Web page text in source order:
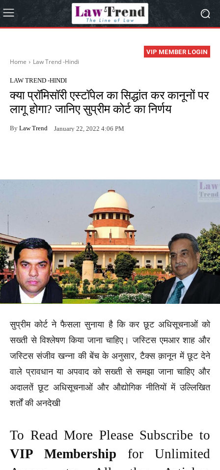
VIP MEMBER LOGIN
Home Law Trend -Hindi
LAW TREND -HINDI
क्या प्रॉमिसॉरी एस्टॉपेल का सिद्धांत कर कानूनों पर
लागू होगा? जानिए सुप्रीम कोर्ट का निर्णय
By Law Trend January 22, 2022 4:06 PM
सुप्रीम कोर्ट ने फैसला सुनाया है कि कर छूट अधिसूचनाओं को
सख्ती से विश्लेषण किया जाना चाहिए। जस्टिस एमआर शाह और
जस्टिस संजीव खन्ना की बेंच के अनुसार, टैक्स क़ानून में छूट देने
वाले प्रावधान या अपवाद को सख्ती से समझा जाना चाहिए और
अदालतें छूट अधिसूचनाओं और औद्योगिक नीतियों में उल्लिखित
शर्तों की अनदेखी
To Read More Please Subscribe to
VIP Membership for Unlimited